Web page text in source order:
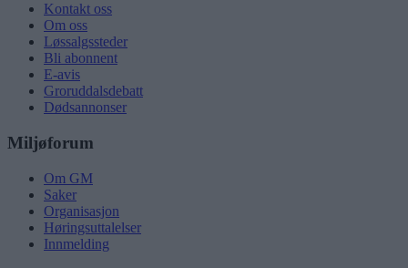
Kontakt oss
Om oss
Løssalgssteder
Bli abonnent
E-avis
Groruddalsdebatt
Dødsannonser
Miljøforum
Om GM
Saker
Organisasjon
Høringsuttalelser
Innmelding